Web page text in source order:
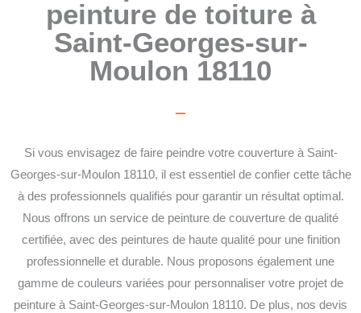
peinture de toiture à
Saint-Georges-sur-
Moulon 18110
Si vous envisagez de faire peindre votre couverture à Saint-
Georges-sur-Moulon 18110, il est essentiel de confier cette tâche
à des professionnels qualifiés pour garantir un résultat optimal.
Nous offrons un service de peinture de couverture de qualité
certifiée, avec des peintures de haute qualité pour une finition
professionnelle et durable. Nous proposons également une
gamme de couleurs variées pour personnaliser votre projet de
peinture à Saint-Georges-sur-Moulon 18110. De plus, nos devis